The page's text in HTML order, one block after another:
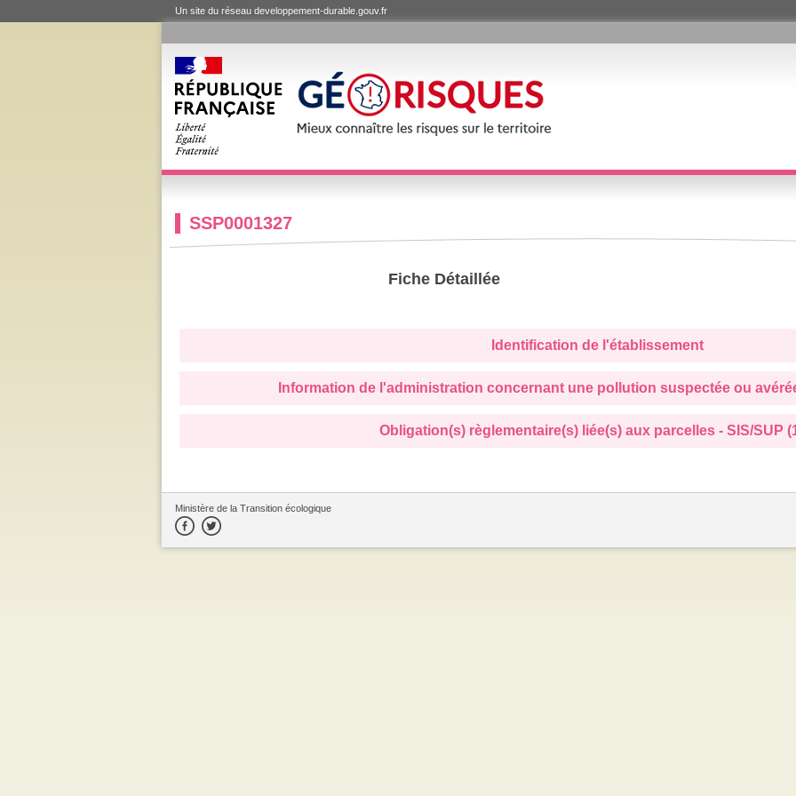
Un site du réseau developpement-durable.gouv.fr
SSP0001327
Fiche Détaillée
Identification de l'établissement
Information de l'administration concernant une pollution suspectée ou
Obligation(s) règlementaire(s) liée(s) aux parcelles - SIS/SUP
Ministère de la Transition écologique